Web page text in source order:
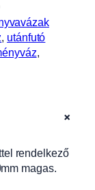
, utánfutó
+
rendelkező
magas.